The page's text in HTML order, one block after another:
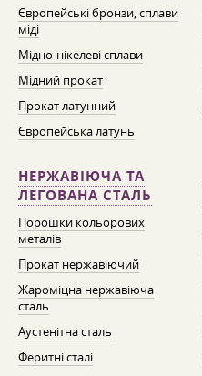
Європейські бронзи, сплави
міді
Мідно-нікелеві сплави
Мідний прокат
Прокат латунний
Європейська латунь
НЕРЖАВІЮЧА ТА
ЛЕГОВАНА СТАЛЬ
Порошки кольорових
металів
Прокат нержавіючий
Жароміцна нержавіюча
сталь
Аустенітна сталь
Феритні сталі